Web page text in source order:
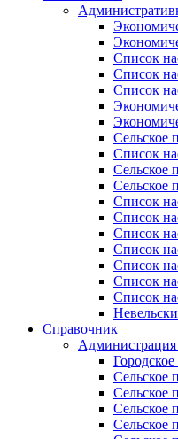
Список
Список
Список
Сельское
Список
Сельское
Сельское
Список
Список
Список
Список
Список
Список
Список
Справочник
Администрация
Сельское
Сельское
Сельское
Сельское